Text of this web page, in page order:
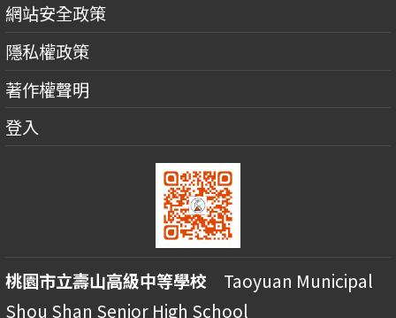
網站安全政策
隱私權政策
著作權聲明
登入
桃園市立壽山高級中等學校 Taoyuan Municipal
Shou Shan Senior High School